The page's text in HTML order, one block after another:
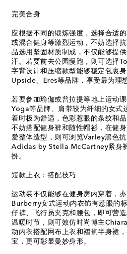
完美合身
应根据不同的锻炼强度，选择合适
或混合健身等激烈运动，不妨选择
品选用坚固材质制成，不仅能够提
汗。若要前去公园慢跑，则可选择
字背设计和压缩款型能够稳定包裹
Upside、Eres等品牌，享受最为理
若要参加瑜伽或普拉提等地上运动
Yoga等品牌、肩带较为纤细的女式
着时极为舒适，色彩惹眼的条纹和
不妨搭配健身裤和随性帽衫，在健
爱整体造型，则可浏览Varley黑色
Adidas by Stella McCartney紧身
扮。
短款上衣：搭配技巧
运动装不仅能够在健身房内穿着，亦
Burberry女式运动内衣饰有惹眼的
仔裤、飞行员夹克和腰包，即可营
温暖时节，则可效仿时尚博主
动内衣搭配网布上衣和褶裥半身裙
宝，更可彰显曼妙身形。